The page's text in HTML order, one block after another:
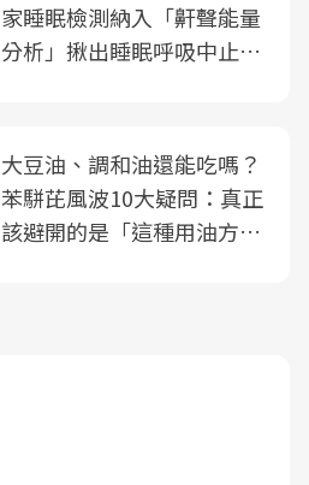
家睡眠檢測納入「鼾聲能量
分析」揪出睡眠呼吸中止症
大豆油、調和油還能吃嗎？
苯駢芘風波10大疑問：真正
該避開的是「這種用油方